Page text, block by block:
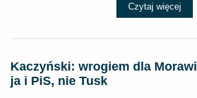
Czytaj więcej
Kaczyński: wrogiem dla
ja i PiS, nie Tusk